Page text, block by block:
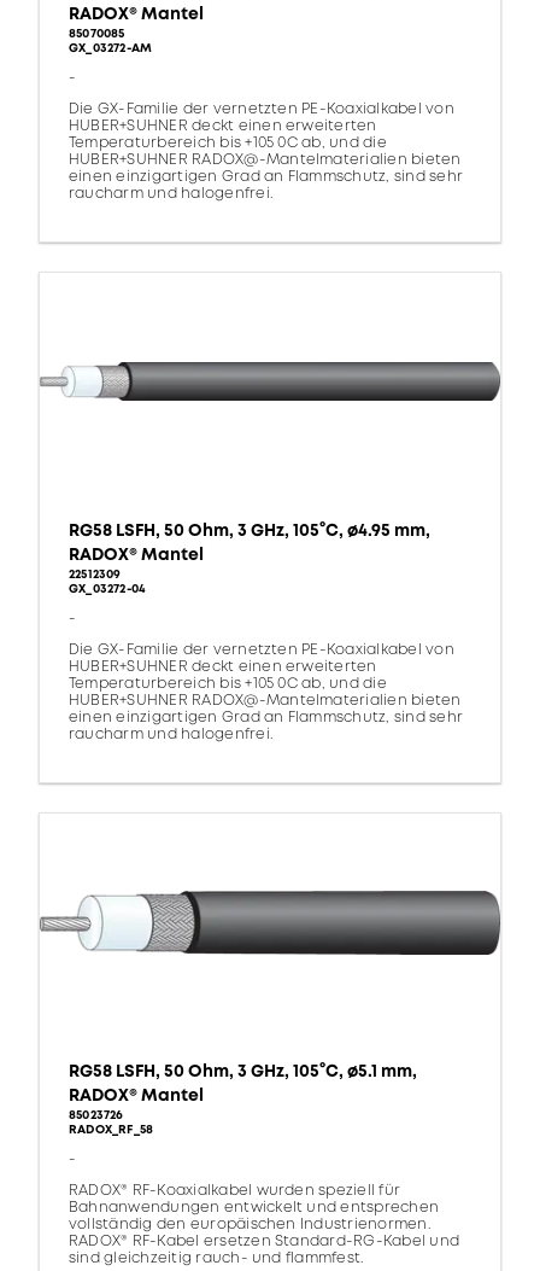
RADOX® Mantel
85070085
GX_03272-AM
-
Die GX-Familie der vernetzten PE-Koaxialkabel von
HUBER+SUHNER deckt einen erweiterten
Temperaturbereich bis +105 0C ab, und die
HUBER+SUHNER RADOX@-Mantelmaterialien bieten
einen einzigartigen Grad an Flammschutz, sind sehr
raucharm und halogenfrei.
RG58 LSFH, 50 Ohm, 3 GHz, 105°C, ø4.95 mm,
RADOX® Mantel
22512309
GX_03272-04
-
Die GX-Familie der vernetzten PE-Koaxialkabel von
HUBER+SUHNER deckt einen erweiterten
Temperaturbereich bis +105 0C ab, und die
HUBER+SUHNER RADOX@-Mantelmaterialien bieten
einen einzigartigen Grad an Flammschutz, sind sehr
raucharm und halogenfrei.
RG58 LSFH, 50 Ohm, 3 GHz, 105°C, ø5.1 mm,
RADOX® Mantel
85023726
RADOX_RF_58
-
RADOX® RF-Koaxialkabel wurden speziell für
Bahnanwendungen entwickelt und entsprechen
vollständig den europäischen Industrienormen.
RADOX® RF-Kabel ersetzen Standard-RG-Kabel und
sind gleichzeitig rauch- und flammfest.